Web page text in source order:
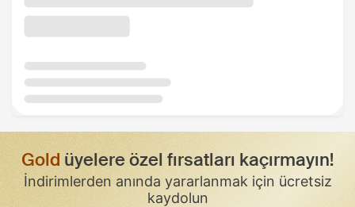
Goldüyelere özel fırsatları kaçırmayın!
İndirimlerden anında yararlanmak için ücretsiz
kaydolun